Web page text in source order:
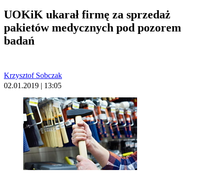
UOKiK ukarał firmę za sprzedaż
pakietów medycznych pod pozorem
badań
Krzysztof Sobczak
02.01.2019 | 13:05